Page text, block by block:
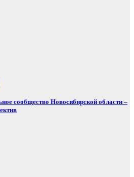
сообщество Новосибирской области –